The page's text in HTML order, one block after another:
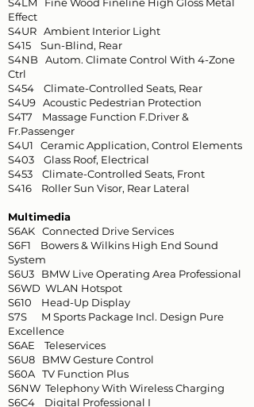
Effect
S4UR Ambient Interior Light
S415 Sun-Blind, Rear
S4NB Autom. Climate Control With 4-Zone
Ctrl
S454 Climate-Controlled Seats, Rear
S4U9 Acoustic Pedestrian Protection
S4T7 Massage Function F.Driver &
Fr.Passenger
S4U1 Ceramic Application, Control Elements
S403 Glass Roof, Electrical
S453 Climate-Controlled Seats, Front
S416 Roller Sun Visor, Rear Lateral
Multimedia
S6AK Connected Drive Services
S6F1 Bowers & Wilkins High End Sound
System
S6U3 BMW Live Operating Area Professional
S6WD WLAN Hotspot
S610 Head-Up Display
S7S M Sports Package Incl. Design Pure
Excellence
S6AE Teleservices
S6U8 BMW Gesture Control
S60A TV Function Plus
S6NW Telephony With Wireless Charging
S6C4 Digital Professional I